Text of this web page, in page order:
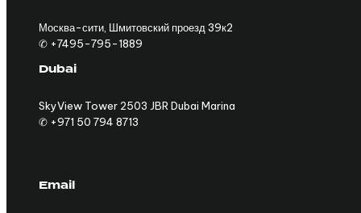
Москва-сити, Шмитовский проезд 39к2
✆ +7495-795-1889
Dubai
SkyView Tower 2503 JBR Dubai Marina
✆ +971 50 794 8713
Email